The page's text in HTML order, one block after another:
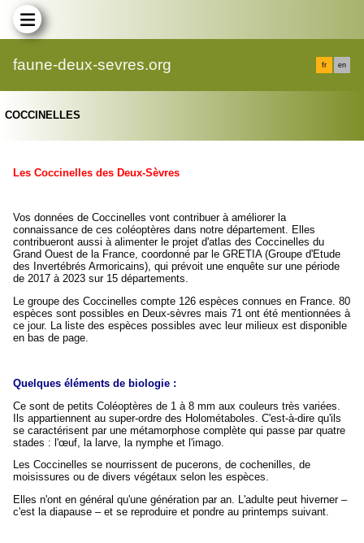
faune-deux-sevres.org fr en
COCCINELLES
Les Coccinelles des Deux-Sèvres
Vos données de Coccinelles vont contribuer à améliorer la
connaissance de ces coléoptères dans notre département. Elles
contribueront aussi à alimenter le projet d'atlas des Coccinelles du
Grand Ouest de la France, coordonné par le GRETIA (Groupe d'Etude
des Invertébrés Armoricains), qui prévoit une enquête sur une période
de 2017 à 2023 sur 15 départements.
Le groupe des Coccinelles compte 126 espèces connues en France. 80
espèces sont possibles en Deux-sèvres mais 71 ont été mentionnées à
ce jour. La liste des espèces possibles avec leur milieux est disponible
en bas de page.
Quelques éléments de biologie :
Ce sont de petits Coléoptères de 1 à 8 mm aux couleurs très variées.
Ils appartiennent au super-ordre des Holométaboles. C'est-à-dire qu'ils
se caractérisent par une métamorphose complète qui passe par quatre
stades : l'œuf, la larve, la nymphe et l'imago.
Les Coccinelles se nourrissent de pucerons, de cochenilles, de
moisissures ou de divers végétaux selon les espèces.
Elles n'ont en général qu'une génération par an. L'adulte peut hiverner –
c'est la diapause – et se reproduire et pondre au printemps suivant.